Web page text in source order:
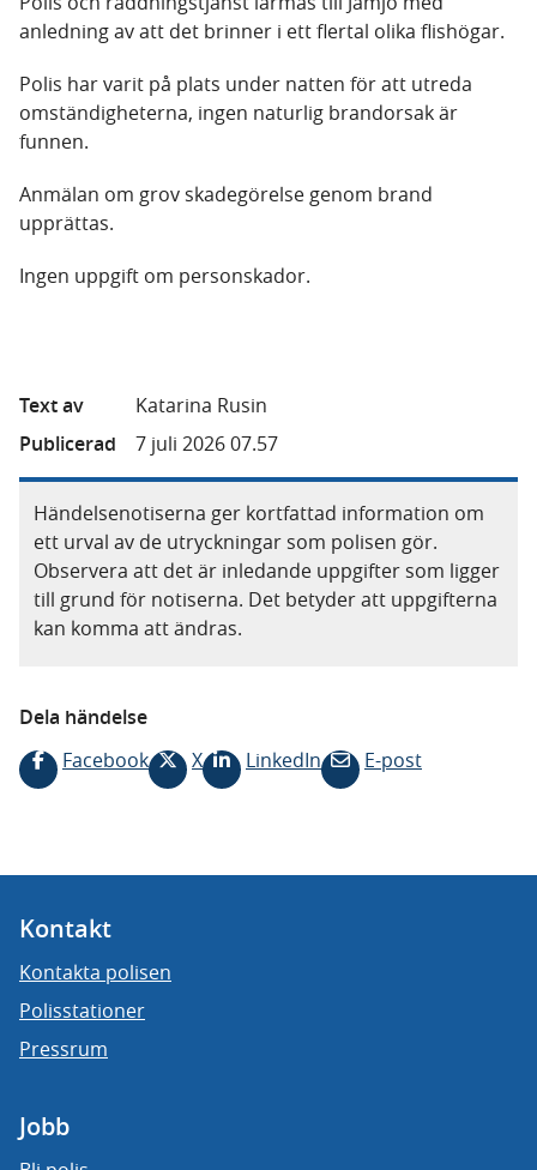
anledning av att det brinner i ett flertal olika flishögar.
Polis har varit på plats under natten för att utreda
omständigheterna, ingen naturlig brandorsak är
funnen.
Anmälan om grov skadegörelse genom brand
upprättas.
Ingen uppgift om personskador.
Text av
Katarina Rusin
Publicerad
7 juli 2026 07.57
Händelsenotiserna ger kortfattad information om
ett urval av de utryckningar som polisen gör.
Observera att det är inledande uppgifter som ligger
till grund för notiserna. Det betyder att uppgifterna
kan komma att ändras.
Dela händelse
Facebook
X LinkedIn E-post
Kontakt
Kontakta polisen
Polisstationer
Pressrum
Jobb